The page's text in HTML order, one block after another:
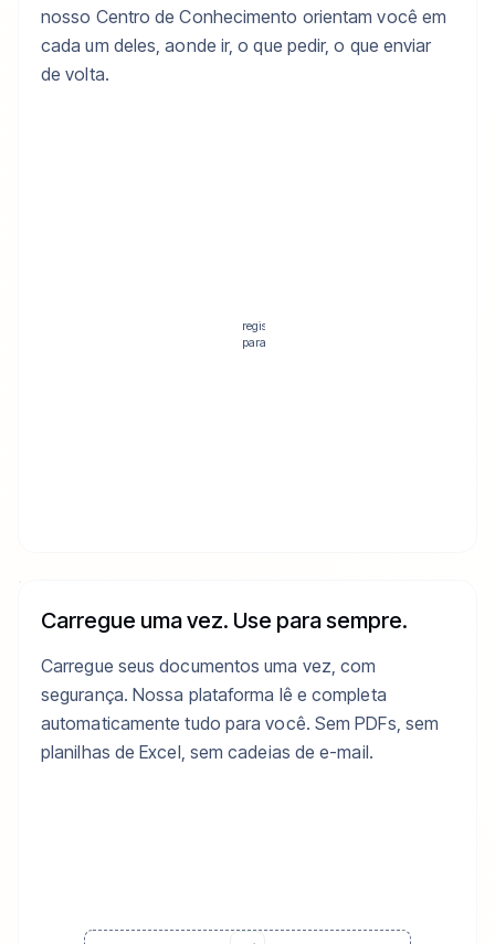
nosso Centro de Conhecimento orientam você em
cada um deles, aonde ir, o que pedir, o que enviar
de volta.
registro do seu distrito
para obter uma cópia
Carregue uma vez. Use para sempre.
Carregue seus documentos uma vez, com
segurança. Nossa plataforma lê e completa
automaticamente tudo para você. Sem PDFs, sem
planilhas de Excel, sem cadeias de e-mail.